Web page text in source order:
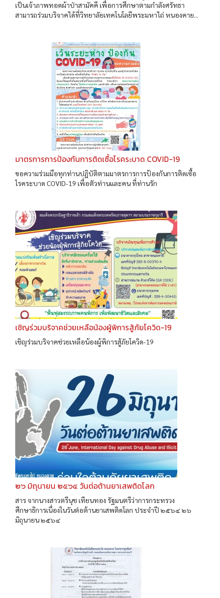
เป็นเจ้าภาพทอดผ้าป่าสามัคคี เพื่อการศึกษาตามกำลังศรัทธา
สามารถร่วมบริจาคได้ที่วิทยาลัยเทคโนโลยีพระมหาไถ่ หนองคาย...
มาตรการการป้องกันการติดเซื้อโรคระบาด COVID-19
ขอความร่วมมือทุกท่านปฏิบัติตามมาตรการการป้องกันการติดเซื้อ
โรคระบาด COVID-19 เพื่อตัวท่านและคน ที่ท่านรัก
เชิญร่วมบริจาคช่วยเหลือน้องผู้พิการสู้ภัยโควิด-19
เชิญร่วมบริจาคช่วยเหลือน้องผู้พิการสู้ภัยโควิด-19
๒๖ มิถุนายน ๒๕๖๔ วันต่อต้านยาเสพติดโลก
สาร จากนางสาวตรีนุช เทียนทอง รัฐมนตรีว่าการกระทรวง
ศึกษาธิการเนื่องในวันต่อต้านยาเสพติดโลก ประจำปี ๒๕๖๔ ๒๖
มิถุนายน ๒๕๖๔